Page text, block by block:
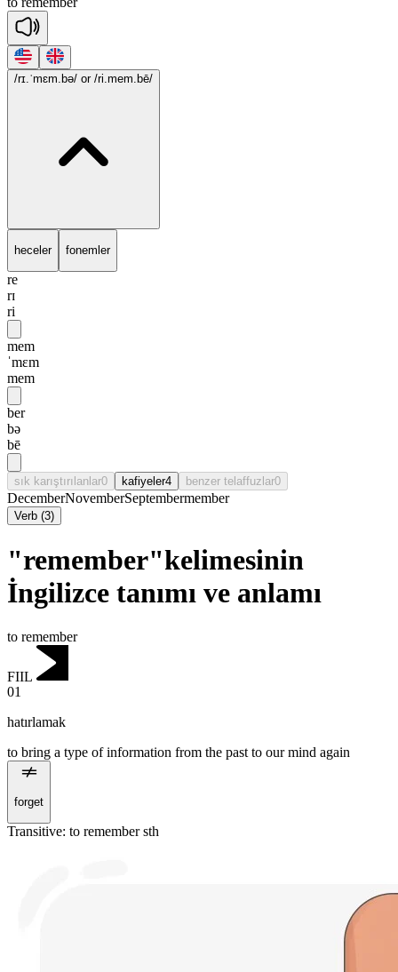
/rɪ.ˈmɛm.bə/ or /ri.mem.bē/
heceler fonemler
re
rɪ
ri
mem
ˈmɛm
mem
ber
bə
bē
sık karıştırılanlar0 kafiyeler4 benzer telaffuzlar0
DecemberNovemberSeptembermember
Verb (3)
"remember"kelimesinin
İngilizce tanımı ve anlamı
to remember
FIIL
01
hatırlamak
to bring a type of information from the past to our mind again
forget
Transitive: to remembersth